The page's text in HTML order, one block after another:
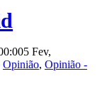
5 Fev,
Opinião, Opinião -